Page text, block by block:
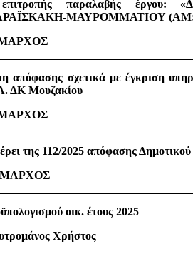
παραλαβής έργου:
ΜΑΥΡΟΜΜΑΤΙΟΥ
απόφασης σχετικά με έγκριση
ΔΚ Μουζακίου
της 112/2025 απόφασης
οικ. έτους 2025
Χρήστος